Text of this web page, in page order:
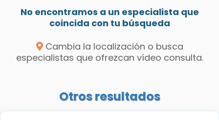
No encontramos a un especialista que
coincida con tu búsqueda
Cambia la localización o busca
especialistas que ofrezcan vídeo consulta.
Otros resultados